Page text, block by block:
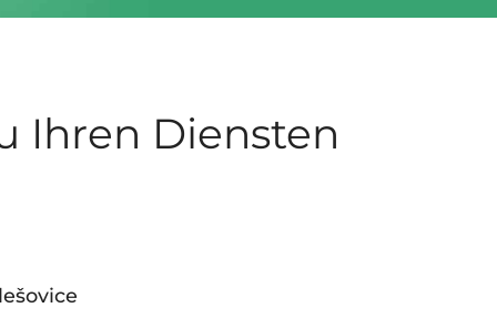
Ihren Diensten